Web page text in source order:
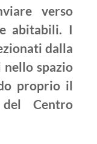
verso
abitabili. I
dalla
nello spazio
proprio il
del Centro